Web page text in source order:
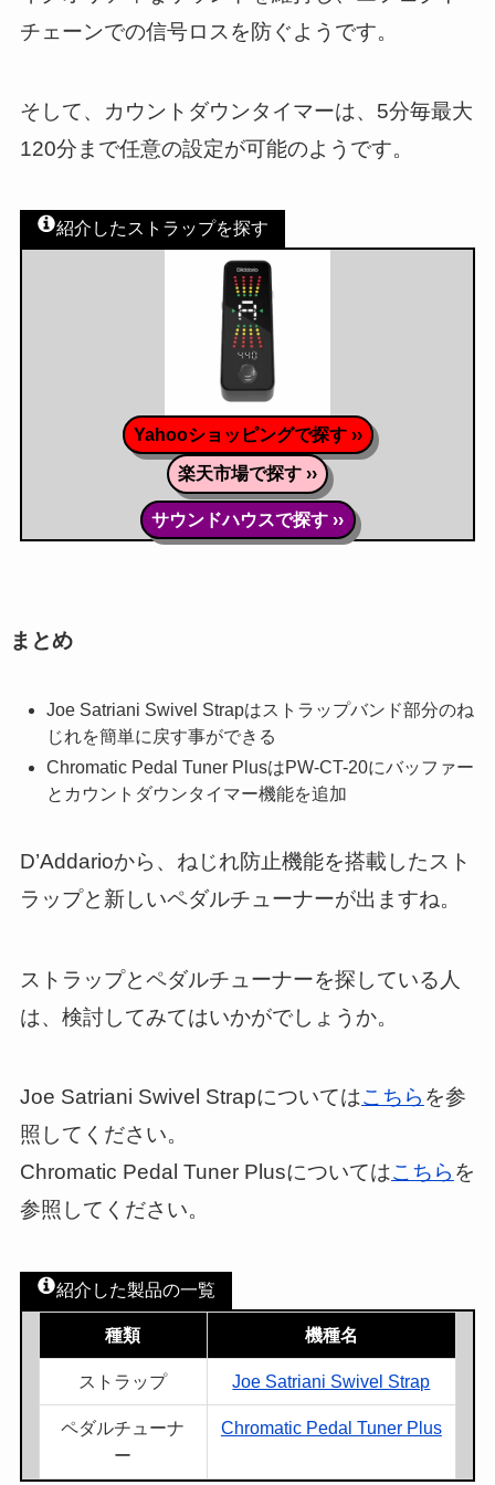
チェーンでの信号ロスを防ぐようです。
そして、カウントダウンタイマーは、5分毎最大
120分まで任意の設定が可能のようです。
紹介したストラップを探す
Yahooショッピングで探す ››
楽天市場で探す ››
サウンドハウスで探す ››
まとめ
Joe Satriani Swivel Strapはストラップバンド部分のね
じれを簡単に戻す事ができる
Chromatic Pedal Tuner PlusはPW-CT-20にバッファー
とカウントダウンタイマー機能を追加
D’Addarioから、ねじれ防止機能を搭載したスト
ラップと新しいペダルチューナーが出ますね。
ストラップとペダルチューナーを探している人
は、検討してみてはいかがでしょうか。
Joe Satriani Swivel Strapについてはこちら を参
照してください。
Chromatic Pedal Tuner Plusについてはこちら を
参照してください。
紹介した製品の一覧
種類 機種名
ストラップ Joe Satriani Swivel Strap
ペダルチューナ
ー
Chromatic Pedal Tuner Plus